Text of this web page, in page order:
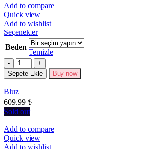
Add to compare
Quick view
Add to wishlist
SeçeneklerBu
ürünün
birden
fazla
varyasyonu
var.
Beden
Temizle
Miktar
Sepete Ekle Buy now
Bluz
609.99 ₺
Sold out
Add to compare
Quick view
Add to wishlist